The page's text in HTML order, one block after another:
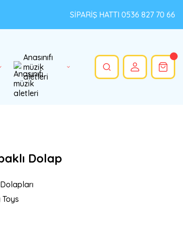
SİPARİŞ HATTI 0536 827 70 66
Anasınıfı
müzik
aletleri
Dolap